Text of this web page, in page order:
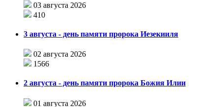
03 августа 2026
410
3 августа - день памяти пророка Иезекииля
02 августа 2026
1566
2 августа - день памяти пророка Божия Илии
01 августа 2026